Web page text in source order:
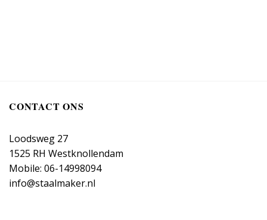
CONTACT ONS
Loodsweg 27
1525 RH Westknollendam
Mobile: 06-14998094
info@staalmaker.nl